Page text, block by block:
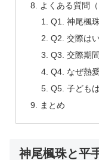
よくある質問（
Q1. 神尾楓
Q2. 交際は
Q3. 交際期
Q4. なぜ熱
Q5. 子ども
まとめ
神尾楓珠と平